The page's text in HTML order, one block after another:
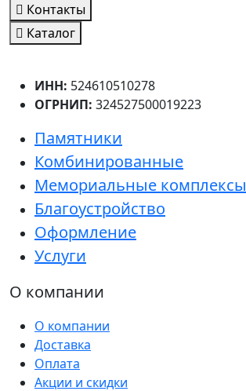
Контакты
Каталог
ИНН: 524610510278
ОГРНИП: 324527500019223
Памятники
Комбинированные
Мемориальные комплексы
Благоустройство
Оформление
Услуги
О компании
О компании
Доставка
Оплата
Акции и скидки